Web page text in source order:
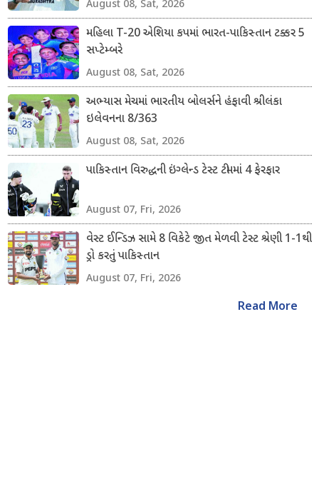
August 08, Sat, 2026
મહિલા T-20 એશિયા કપમાં ભારત-પાકિસ્તાન ટક્કર 5
સપ્ટેમ્બરે
August 08, Sat, 2026
અભ્યાસ મેચમાં ભારતીય બોલર્સને હંફાવી શ્રીલંકા
ઇલેવનના 8/363
August 08, Sat, 2026
પાકિસ્તાન વિરુદ્ધની ઇંગ્લેન્ડ ટેસ્ટ ટીમમાં 4 ફેરફાર
August 07, Fri, 2026
વેસ્ટ ઈન્ડિઝ સામે 8 વિકેટે જીત મેળવી ટેસ્ટ શ્રેણી 1-1થી
ડ્રો કરતું પાકિસ્તાન
August 07, Fri, 2026
Read More